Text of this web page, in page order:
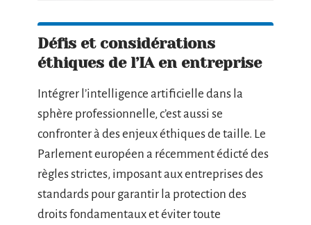
Défis et considérations
éthiques de l’IA en entreprise
Intégrer l’intelligence artificielle dans la
sphère professionnelle, c’est aussi se
confronter à des enjeux éthiques de taille. Le
Parlement européen a récemment édicté des
règles strictes, imposant aux entreprises des
standards pour garantir la protection des
droits fondamentaux et éviter toute